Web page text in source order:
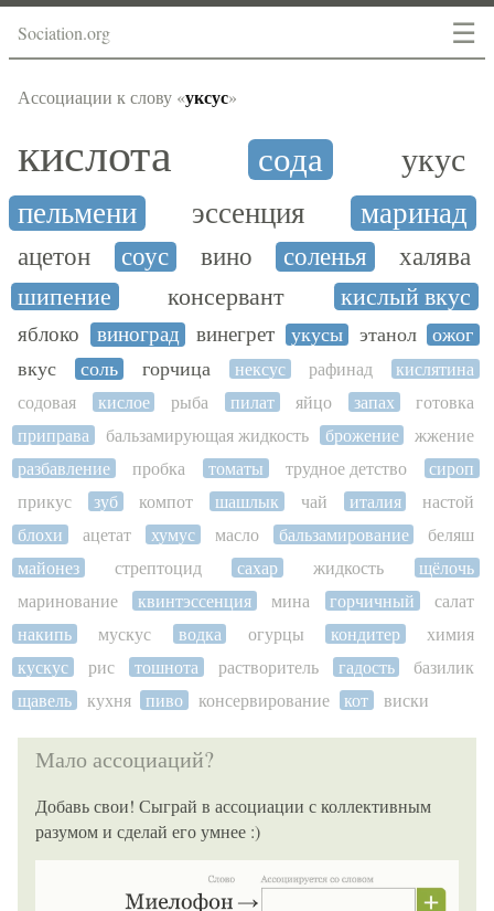
☰
Sociation.org
Ассоциации к слову «уксус»
кислота сода укус
пельмени эссенция маринад
ацетон соус вино соленья халява
шипение консервант кислый вкус
яблоко виноград винегрет укусы этанол
ожог
вкус
соль горчица нексус рафинад
кислятина
содовая
кислое рыба пилат яйцо запах
готовка
приправа
бальзамирующая жидкость брожение
жжение
разбавление
пробка томаты трудное детство
сироп
прикус
зуб компот шашлык чай италия
настой
блохи
ацетат хумус масло бальзамирование
беляш
майонез
стрептоцид сахар жидкость
щёлочь
маринование
квинтэссенция мина горчичный
салат
накипь
мускус водка огурцы кондитер
химия
кускус
рис тошнота растворитель гадость
базилик
щавель
кухня пиво консервирование кот виски
Мало ассоциаций?
Добавь свои! Сыграй в ассоциации с коллективным
разумом и сделай его умнее :)